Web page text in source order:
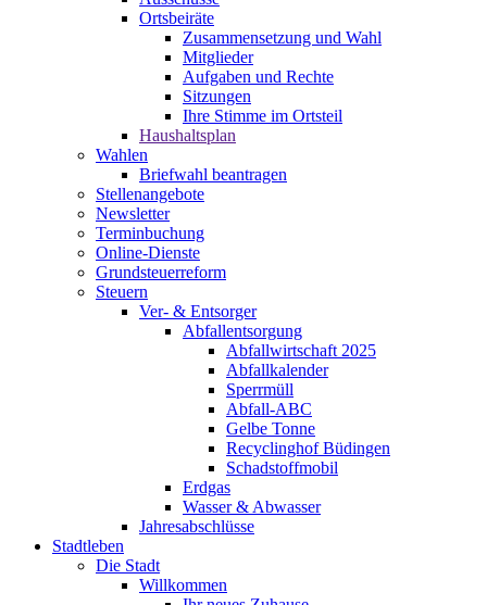
Ortsbeiräte
Zusammensetzung und Wahl
Mitglieder
Aufgaben und Rechte
Sitzungen
Ihre Stimme im Ortsteil
Haushaltsplan
Wahlen
Briefwahl beantragen
Stellenangebote
Newsletter
Terminbuchung
Online-Dienste
Grundsteuerreform
Steuern
Ver- & Entsorger
Abfallentsorgung
Abfallwirtschaft 2025
Abfallkalender
Sperrmüll
Abfall-ABC
Gelbe Tonne
Recyclinghof Büdingen
Schadstoffmobil
Erdgas
Wasser & Abwasser
Jahresabschlüsse
Stadtleben
Die Stadt
Willkommen